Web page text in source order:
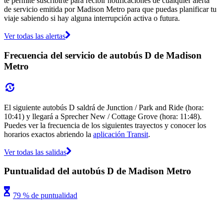
de servicio emitida por Madison Metro para que puedas planificar tu
viaje sabiendo si hay alguna interrupción activa o futura.
Ver todas las alertas
Frecuencia del servicio de autobús D de Madison
Metro
El siguiente autobús D saldrá de Junction / Park and Ride (hora:
10:41) y llegará a Sprecher New / Cottage Grove (hora: 11:48).
Puedes ver la frecuencia de los siguientes trayectos y conocer los
horarios exactos abriendo la aplicación Transit.
Ver todas las salidas
Puntualidad del autobús D de Madison Metro
79 % de puntualidad